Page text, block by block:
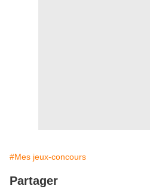
#Mes jeux-concours
Partager